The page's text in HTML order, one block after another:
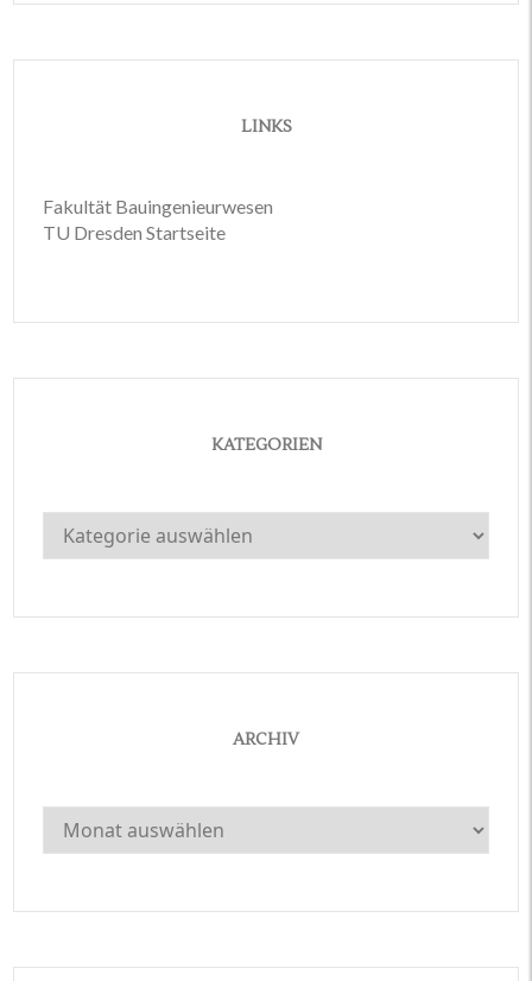
LINKS
Fakultät Bauingenieurwesen
TU Dresden Startseite
KATEGORIEN
Kategorien
ARCHIV
Archiv